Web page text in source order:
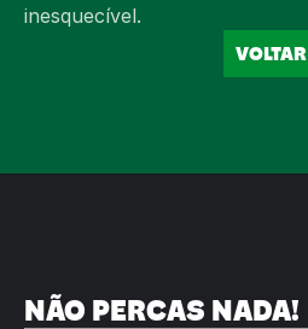
inesquecível.
VOLTAR
NÃO PERCAS NADA!